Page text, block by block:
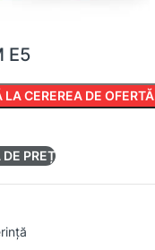
E5
LA CEREREA DE OFERTĂ
PREȚ